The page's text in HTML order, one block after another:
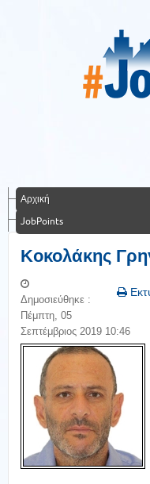
Αρχική
JobPoints
Κοκολάκης
Δημοσιεύθηκε :
Πέμπτη, 05
Σεπτέμβριος 2019 10:46